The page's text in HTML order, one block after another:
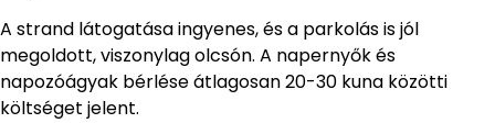
A strand látogatása ingyenes, és a parkolás is jól
megoldott, viszonylag olcsón. A napernyők és
napozóágyak bérlése átlagosan 20-30 kuna közötti
költséget jelent.